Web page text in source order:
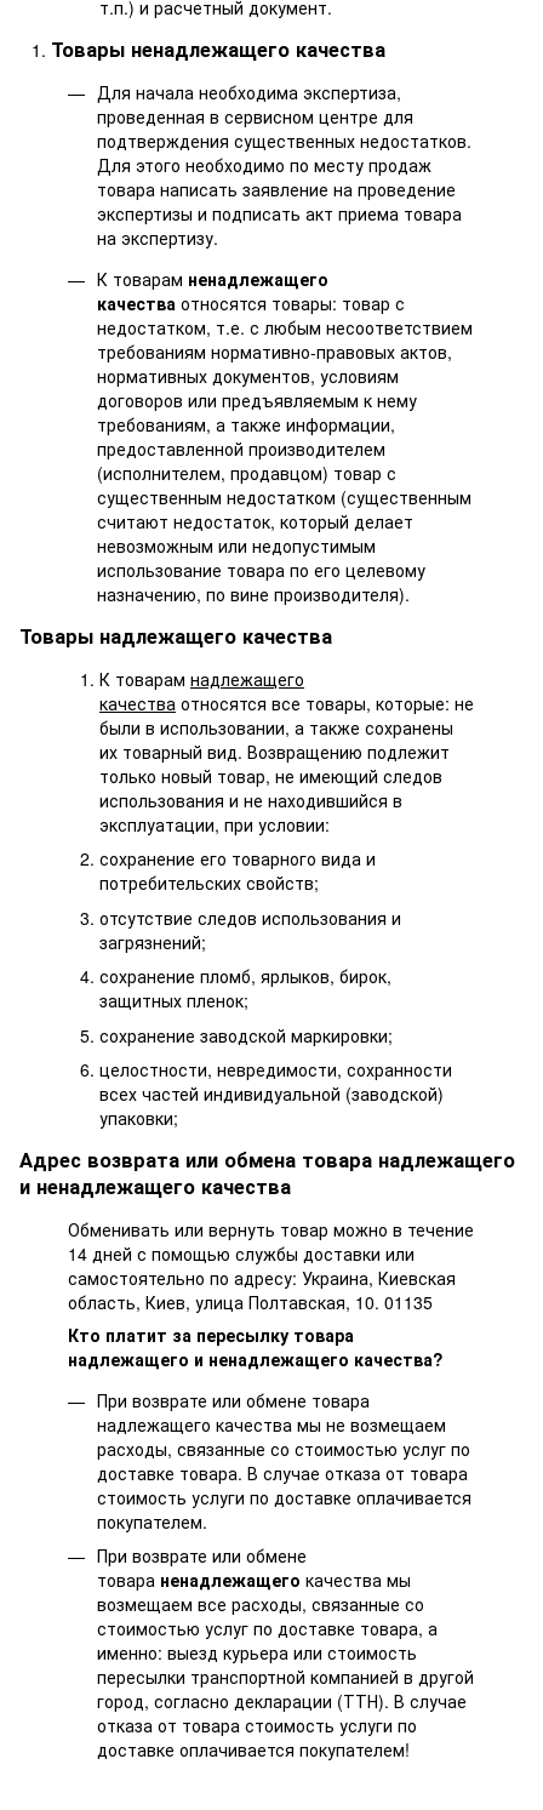
т.п.) и расчетный документ.
Товары ненадлежащего качества
Для начала необходима экспертиза,
проведенная в сервисном центре для
подтверждения существенных недостатков.
Для этого необходимо по месту продаж
товара написать заявление на проведение
экспертизы и подписать акт приема товара
на экспертизу.
К товарам ненадлежащего
качества относятся товары: товар с
недостатком, т.е. с любым несоответствием
требованиям нормативно-правовых актов,
нормативных документов, условиям
договоров или предъявляемым к нему
требованиям, а также информации,
предоставленной производителем
(исполнителем, продавцом) товар с
существенным недостатком (существенным
считают недостаток, который делает
невозможным или недопустимым
использование товара по его целевому
назначению, по вине производителя).
Товары надлежащего качества
К товарам надлежащего
качества относятся все товары, которые: не
были в использовании, а также сохранены
их товарный вид. Возвращению подлежит
только новый товар, не имеющий следов
использования и не находившийся в
эксплуатации, при условии:
сохранение его товарного вида и
потребительских свойств;
отсутствие следов использования и
загрязнений;
сохранение пломб, ярлыков, бирок,
защитных пленок;
сохранение заводской маркировки;
целостности, невредимости, сохранности
всех частей индивидуальной (заводской)
упаковки;
Адрес возврата или обмена товара надлежащего
и ненадлежащего качества
Обменивать или вернуть товар можно в течение
14 дней с помощью службы доставки или
самостоятельно по адресу: Украина, Киевская
область, Киев, улица Полтавская, 10. 01135
Кто платит за пересылку товара
надлежащего и ненадлежащего качества?
При возврате или обмене товара
надлежащего качества мы не возмещаем
расходы, связанные со стоимостью услуг по
доставке товара. В случае отказа от товара
стоимость услуги по доставке оплачивается
покупателем.
При возврате или обмене
товара ненадлежащего качества мы
возмещаем все расходы, связанные со
стоимостью услуг по доставке товара, а
именно: выезд курьера или стоимость
пересылки транспортной компанией в другой
город, согласно декларации (ТТН). В случае
отказа от товара стоимость услуги по
доставке оплачивается покупателем!